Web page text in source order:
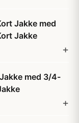
Jakke med
Jakke
med 3/4-